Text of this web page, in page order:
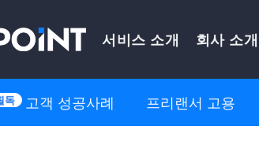
서비스 소개 회사 소개
고객 성공사례 프리랜서 고용